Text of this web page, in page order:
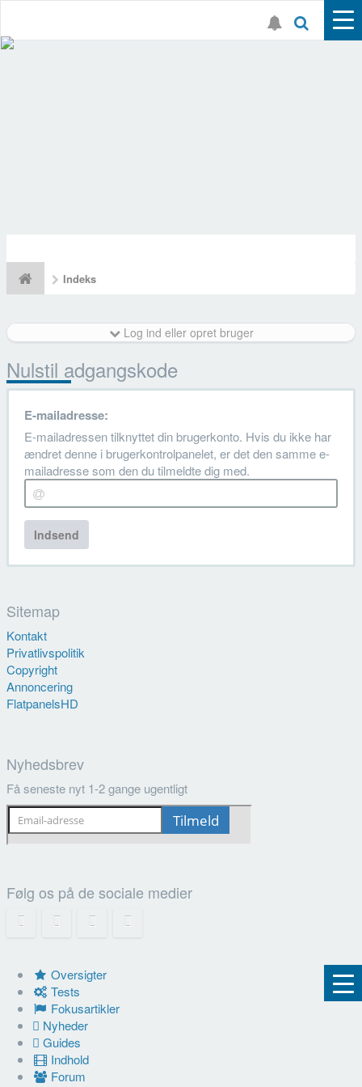
Indeks
Log ind eller opret bruger
Nulstil adgangskode
E-mailadresse:
E-mailadressen tilknyttet din brugerkonto. Hvis du ikke har
ændret denne i brugerkontrolpanelet, er det den samme e-
mailadresse som den du tilmeldte dig med.
Indsend
Sitemap
Kontakt
Privatlivspolitik
Copyright
Annoncering
FlatpanelsHD
Nyhedsbrev
Få seneste nyt 1-2 gange ugentligt
Følg os på de sociale medier
Oversigter
Tests
Fokusartikler
Nyheder
Guides
Indhold
Forum